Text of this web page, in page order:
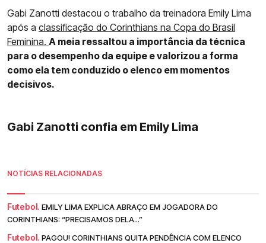
Gabi Zanotti destacou o trabalho da treinadora Emily Lima
após a classificação do Corinthians na Copa do Brasil
Feminina. A meia ressaltou a importância da técnica
para o desempenho da equipe e valorizou a forma
como ela tem conduzido o elenco em momentos
decisivos.
Gabi Zanotti confia em Emily Lima
NOTÍCIAS RELACIONADAS
Futebol. EMILY LIMA EXPLICA ABRAÇO EM JOGADORA DO
CORINTHIANS: “PRECISAMOS DELA...”
Futebol. PAGOU! CORINTHIANS QUITA PENDÊNCIA COM ELENCO